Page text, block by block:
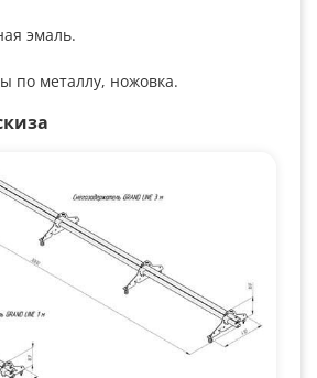
эмаль.
по металлу, ножовка.